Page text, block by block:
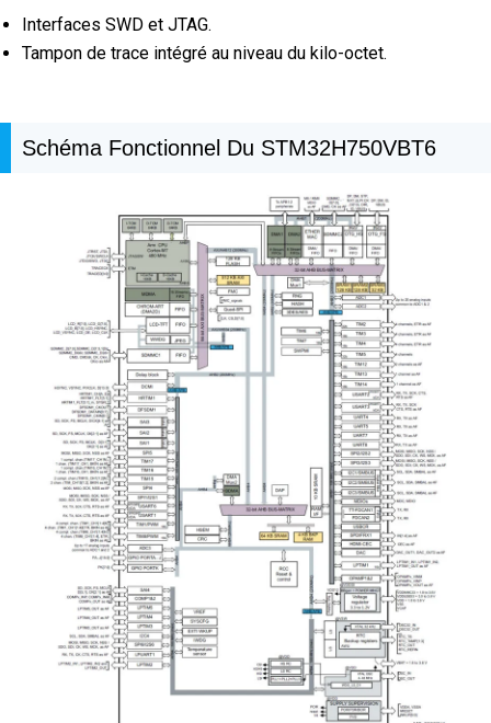
Interfaces SWD et JTAG.
Tampon de trace intégré au niveau du kilo-octet.
Schéma Fonctionnel Du STM32H750VBT6